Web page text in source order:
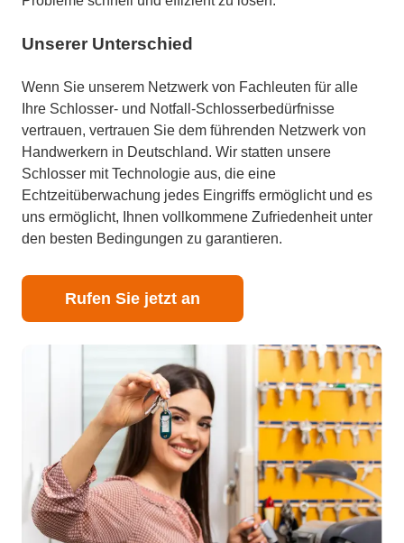
Unserer Unterschied
Wenn Sie unserem Netzwerk von Fachleuten für alle
Ihre Schlosser- und Notfall-Schlosserbedürfnisse
vertrauen, vertrauen Sie dem führenden Netzwerk von
Handwerkern in Deutschland. Wir statten unsere
Schlosser mit Technologie aus, die eine
Echtzeitüberwachung jedes Eingriffs ermöglicht und es
uns ermöglicht, Ihnen vollkommene Zufriedenheit unter
den besten Bedingungen zu garantieren.
Rufen Sie jetzt an